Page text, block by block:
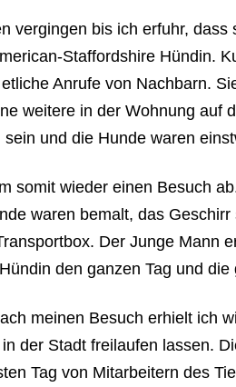
vergingen bis ich erfuhr,
Staffordshire Hündin.
Anrufe von Nachbarn.
weitere in der Wohnung auf
und die Hunde waren
somit wieder einen Besuch
waren bemalt, das
Der Junge Mann
den ganzen Tag und
meinen Besuch erhielt ich
der Stadt freilaufen lassen.
Tag von Mitarbeitern des